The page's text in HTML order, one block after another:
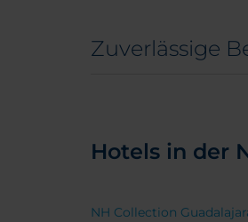
Zuverlässige
Hotels in der
NH Collection